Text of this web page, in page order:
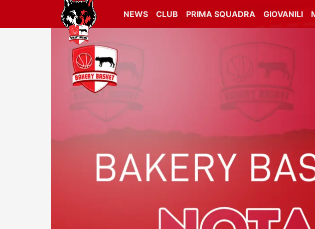
NEWS CLUB PRIMA SQUADRA GIOVANILI